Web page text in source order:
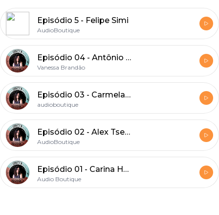
Episódio 5 - Felipe Simi
AudioBoutique
Episódio 04 - Antônio Coltro
Vanessa Brandão
Episódio 03 - Carmela Borst
audioboutique
Episódio 02 - Alex Tseng
AudioBoutique
Episódio 01 - Carina Hermida
Audio Boutique